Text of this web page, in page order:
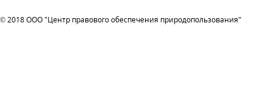
© 2018 ООО "Центр правового обеспечения природопользования"